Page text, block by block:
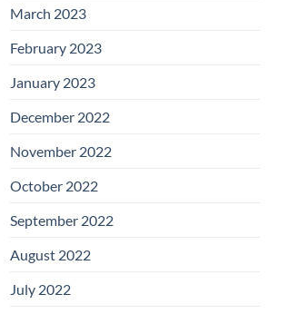
March 2023
February 2023
January 2023
December 2022
November 2022
October 2022
September 2022
August 2022
July 2022